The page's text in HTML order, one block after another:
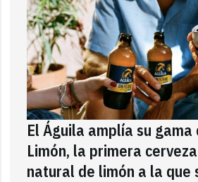
El Águila amplía su
Limón, la primera
natural de limón a la que